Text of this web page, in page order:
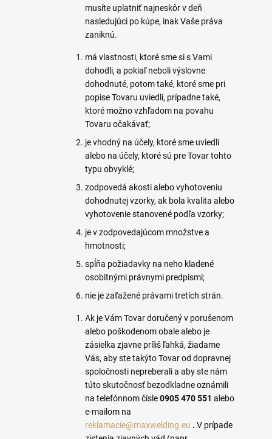
musíte uplatniť najneskôr v deň
nasledujúci po kúpe, inak Vaše práva
zaniknú.
má vlastnosti, ktoré sme si s Vami
dohodli, a pokiaľ neboli výslovne
dohodnuté, potom také, ktoré sme pri
popise Tovaru uviedli, prípadne také,
ktoré možno vzhľadom na povahu
Tovaru očakávať;
je vhodný na účely, ktoré sme uviedli
alebo na účely, ktoré sú pre Tovar tohto
typu obvyklé;
zodpovedá akosti alebo vyhotoveniu
dohodnutej vzorky, ak bola kvalita alebo
vyhotovenie stanovené podľa vzorky;
je v zodpovedajúcom množstve a
hmotnosti;
spĺňa požiadavky na neho kladené
osobitnými právnymi predpismi;
nie je zaťažené právami tretích strán.
Ak je Vám Tovar doručený v porušenom
alebo poškodenom obale alebo je
zásielka zjavne príliš ľahká, žiadame
Vás, aby ste takýto Tovar od dopravnej
spoločnosti nepreberali a aby ste nám
túto skutočnosť bezodkladne oznámili
na telefónnom čísle0905 470 551 alebo
e-mailom na
reklamacie@maxwelding.eu . V prípade